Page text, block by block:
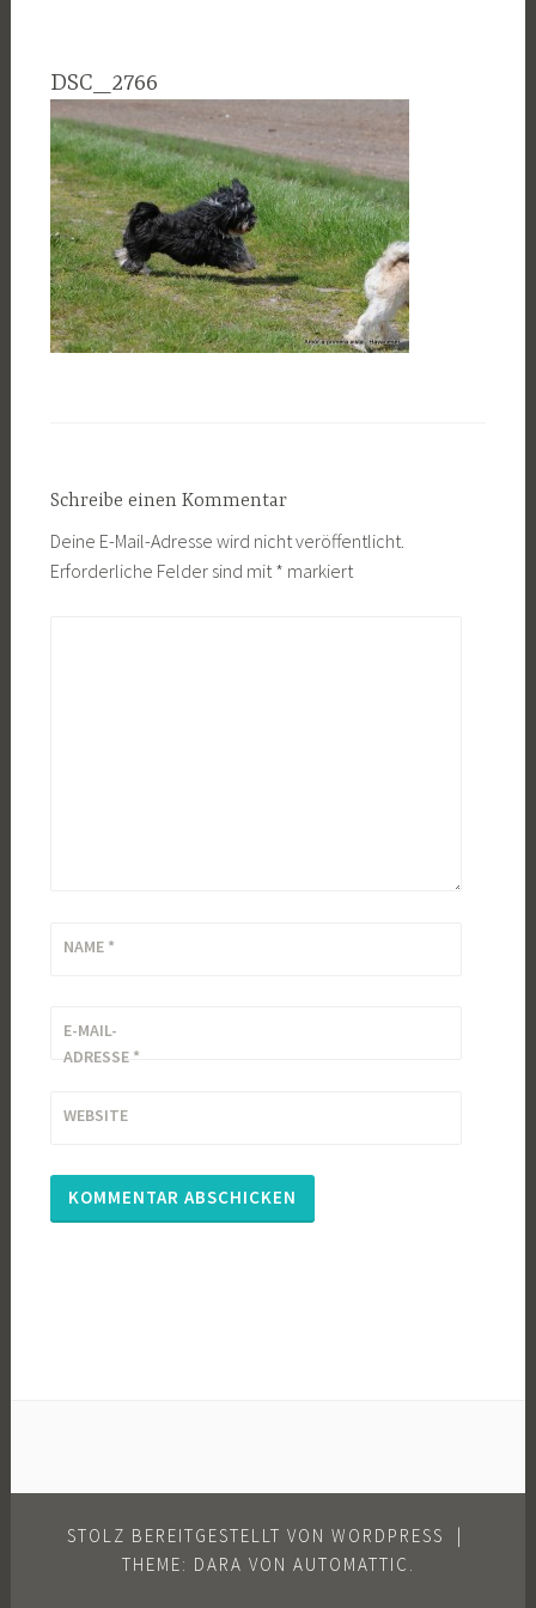
DSC_2766
Schreibe einen Kommentar
Deine E-Mail-Adresse wird nicht veröffentlicht.
Erforderliche Felder sind mit * markiert
NAME *
E-MAIL-
ADRESSE *
WEBSITE
STOLZ BEREITGESTELLT VON WORDPRESS
|
THEME: DARA VON AUTOMATTIC .